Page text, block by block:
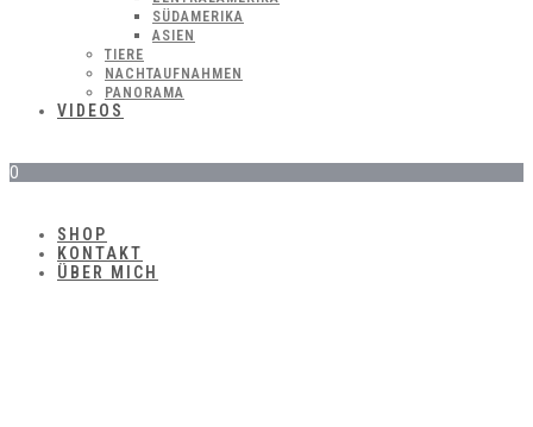
SÜDAMERIKA
ASIEN
TIERE
NACHTAUFNAHMEN
PANORAMA
VIDEOS
0
SHOP
KONTAKT
ÜBER MICH